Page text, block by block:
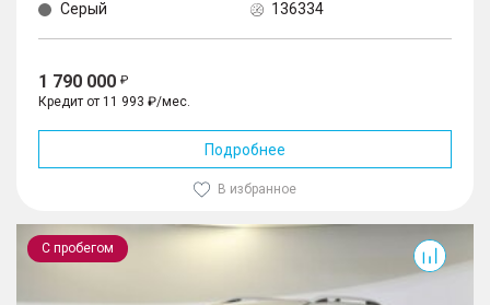
Серый
136334
1 790 000
Кредит от 11 993 ₽/мес.
Подробнее
В избранное
С пробегом
Creta